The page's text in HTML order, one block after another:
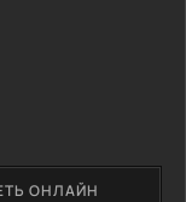
ОНЛАЙН